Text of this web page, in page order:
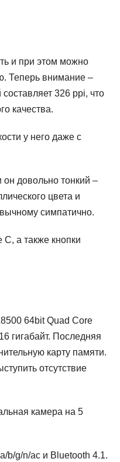
и при этом можно
Теперь внимание –
326 ppi, что
качества.
у него даже с
довольно тонкий –
цвета и
симпатично.
а также кнопки
64bit Quad Core
гигабайт. Последняя
карту памяти.
отсутствие
камера на 5
b/g/n/ac и Bluetooth 4.1.